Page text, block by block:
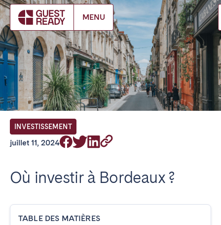
MENU
Make booking
INVESTISSEMENT
juillet 11, 2024
Où investir à Bordeaux ?
TABLE DES MATIÈRES
FR Select service of interest
Trouvez votre emplacement
ANGLETERRE
Londres
Dubaï